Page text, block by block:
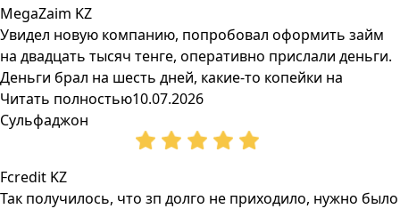
MegaZaim KZ
Увидел новую компанию, попробовал оформить займ
на двадцать тысяч тенге, оперативно прислали деньги.
Деньги брал на шесть дней, какие-то копейки на
Читать полностью10.07.2026
Сульфаджон
Fcredit KZ
Так получилось, что зп долго не приходило, нужно было